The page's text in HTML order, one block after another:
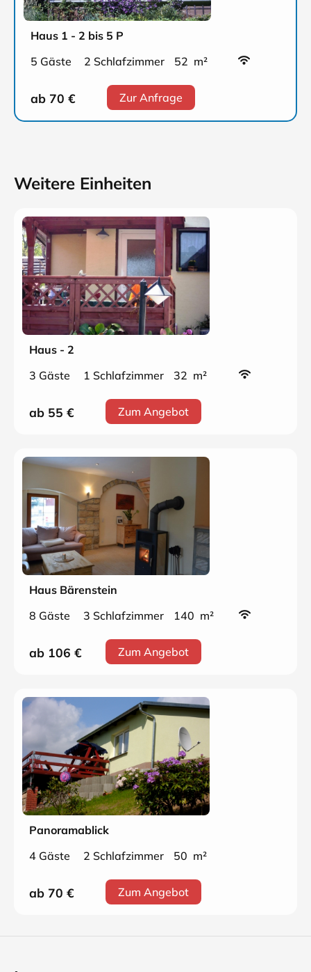
Haus 1 - 2 bis 5 P
5 Gäste
2 Schlafzimmer 52 m²
ab 70 € Zur Anfrage
Weitere Einheiten
Haus - 2
3 Gäste
1 Schlafzimmer 32 m²
ab 55 € Zum Angebot
Haus Bärenstein
8 Gäste
3 Schlafzimmer 140 m²
ab 106 € Zum Angebot
Panoramablick
4 Gäste
2 Schlafzimmer 50 m²
ab 70 € Zum Angebot